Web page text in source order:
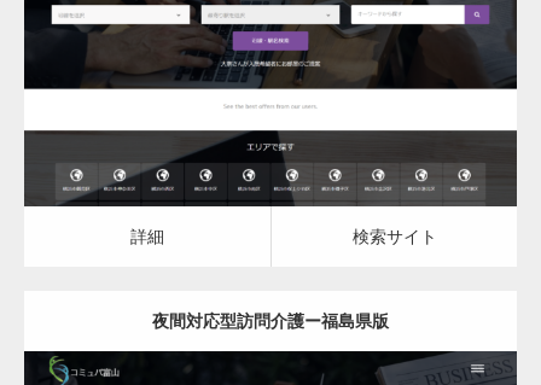
夜間対応型訪問介護
詳細 検索サイト
詳細 検索サイト
夜間対応型訪問介護ー福島県版
変幻自在、あらゆる業種に対応可能な新しい
カスタム投稿タイプ実…
一般社団法人高齢者支援協会がコミュパ.com